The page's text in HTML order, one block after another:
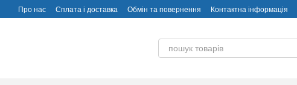
Перейти до основного контенту
Про нас Сплата і доставка Обмін та повернення Контактна інформація